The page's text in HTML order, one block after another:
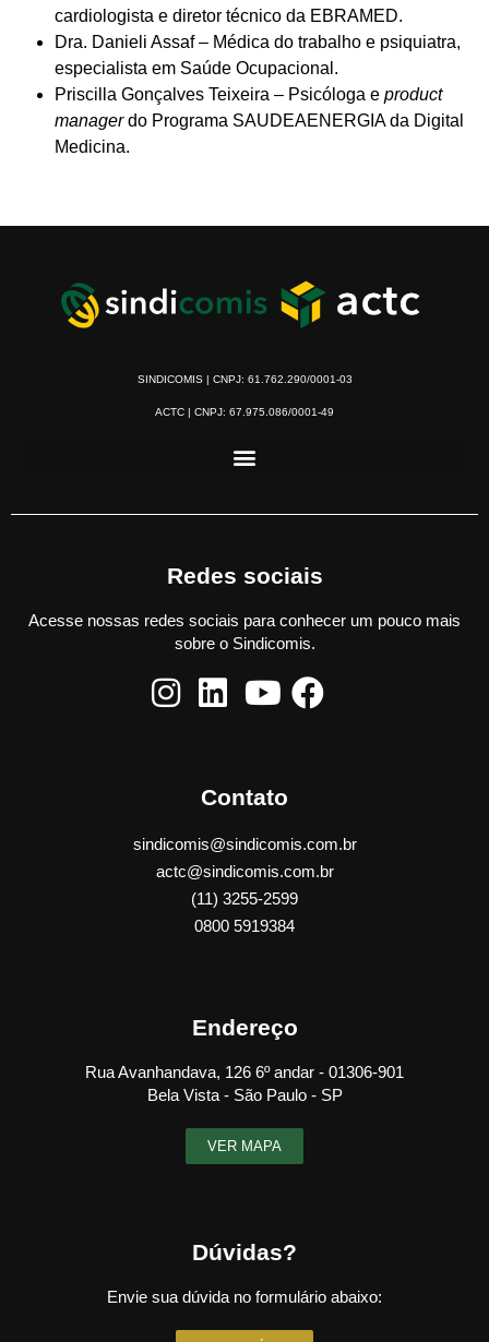
cardiologista e diretor técnico da EBRAMED.
Dra. Danieli Assaf – Médica do trabalho e psiquiatra,
especialista em Saúde Ocupacional.
Priscilla Gonçalves Teixeira – Psicóloga e product
managerdo Programa SAUDEAENERGIA da Digital
Medicina.
SINDICOMIS | CNPJ: 61.762.290/0001-03
ACTC | CNPJ: 67.975.086/0001-49
Redes sociais
Acesse nossas redes sociais para conhecer um pouco mais
sobre o Sindicomis.
Contato
sindicomis@sindicomis.com.br
actc@sindicomis.com.br
(11) 3255-2599
0800 5919384
Endereço
Rua Avanhandava, 126 6º andar - 01306-901
Bela Vista - São Paulo - SP
VER MAPA
Dúvidas?
Envie sua dúvida no formulário abaixo: